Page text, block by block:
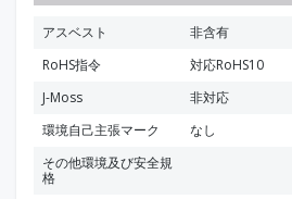
アスベスト
非含有
RoHS指令
対応RoHS10
J-Moss
非対応
環境自己主張マーク
なし
その他環境及び安全規
格